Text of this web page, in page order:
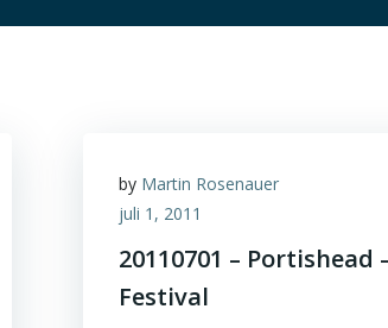
by Martin Rosenauer
juli 1, 2011
20110701 – Portishead
Festival